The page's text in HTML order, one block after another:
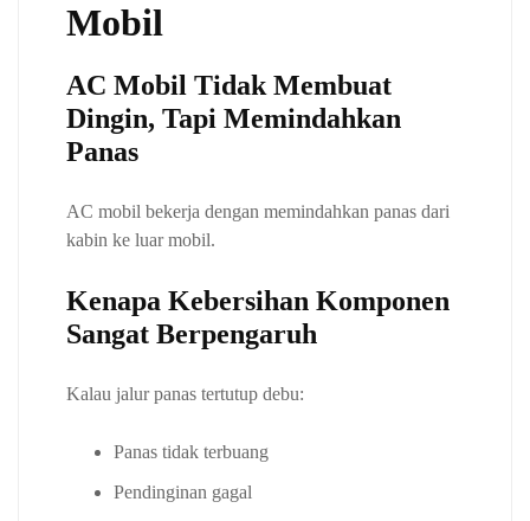
Mobil
AC Mobil Tidak Membuat
Dingin, Tapi Memindahkan
Panas
AC mobil bekerja dengan memindahkan panas dari
kabin ke luar mobil.
Kenapa Kebersihan Komponen
Sangat Berpengaruh
Kalau jalur panas tertutup debu:
Panas tidak terbuang
Pendinginan gagal